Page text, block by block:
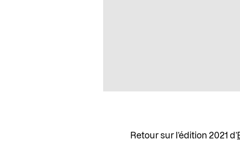
Retour sur l’édition 2021 d’